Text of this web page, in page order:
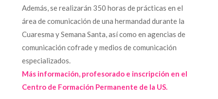
Además, se realizarán 350 horas de prácticas en el
área de comunicación de una hermandad durante la
Cuaresma y Semana Santa, así como en agencias de
comunicación cofrade y medios de comunicación
especializados.
Más información, profesorado e inscripción en el
Centro de Formación Permanente de la US.